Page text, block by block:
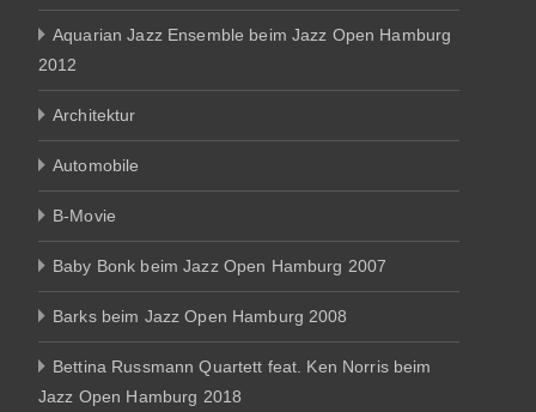
Aquarian Jazz Ensemble beim Jazz Open Hamburg
2012
Architektur
Automobile
B-Movie
Baby Bonk beim Jazz Open Hamburg 2007
Barks beim Jazz Open Hamburg 2008
Bettina Russmann Quartett feat. Ken Norris beim
Jazz Open Hamburg 2018